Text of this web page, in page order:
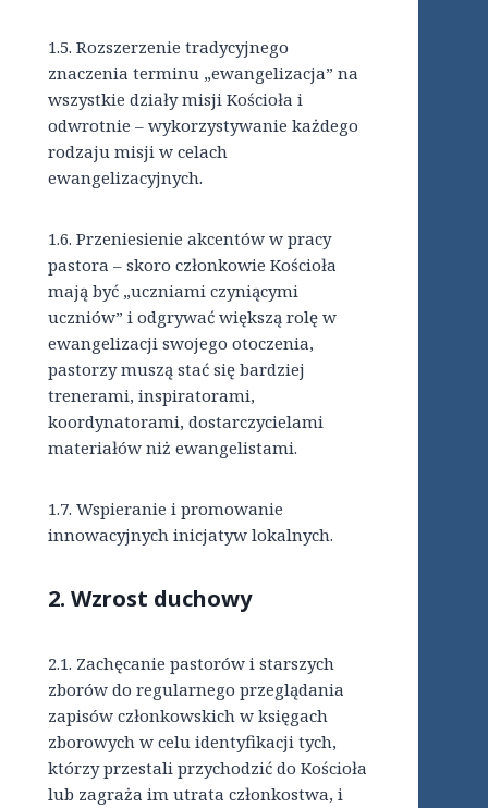
1.5. Rozszerzenie tradycyjnego
znaczenia terminu „ewangelizacja” na
wszystkie działy misji Kościoła i
odwrotnie – wykorzystywanie każdego
rodzaju misji w celach
ewangelizacyjnych.
1.6. Przeniesienie akcentów w pracy
pastora – skoro członkowie Kościoła
mają być „uczniami czyniącymi
uczniów” i odgrywać większą rolę w
ewangelizacji swojego otoczenia,
pastorzy muszą stać się bardziej
trenerami, inspiratorami,
koordynatorami, dostarczycielami
materiałów niż ewangelistami.
1.7. Wspieranie i promowanie
innowacyjnych inicjatyw lokalnych.
2. Wzrost duchowy
2.1. Zachęcanie pastorów i starszych
zborów do regularnego przeglądania
zapisów członkowskich w księgach
zborowych w celu identyfikacji tych,
którzy przestali przychodzić do Kościoła
lub zagraża im utrata członkostwa, i